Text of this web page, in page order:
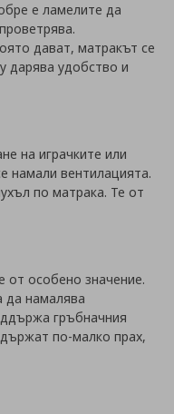
е ламелите да
дават, матракът се
дарява удобство и
на играчките или
намали вентилацията.
по матрака. Те от
от особено значение.
да намалява
гръбначния
по-малко прах,